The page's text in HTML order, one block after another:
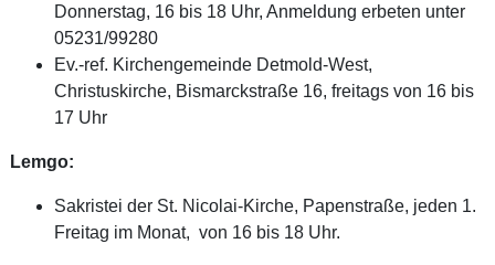
Donnerstag, 16 bis 18 Uhr, Anmeldung erbeten unter
05231/99280
Ev.-ref. Kirchengemeinde Detmold-West,
Christuskirche, Bismarckstraße 16, freitags von 16 bis
17 Uhr
Lemgo:
Sakristei der St. Nicolai-Kirche, Papenstraße, jeden 1.
Freitag im Monat, von 16 bis 18 Uhr.